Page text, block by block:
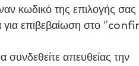
κωδικό της επιλογής σας
για επιβεβαίωση στο
απευθείας την